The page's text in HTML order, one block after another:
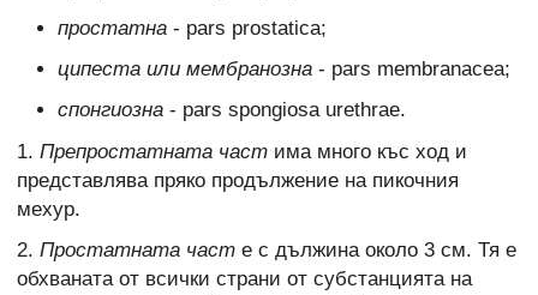
простатна- pars prostatica;
ципеста или мембранозна- pars membranacea;
спонгиозна- pars spongiosa urethrae.
1. Препростатната част има много къс ход и
представлява пряко продължение на пикочния
мехур.
2. Простатната част е с дължина около 3 см. Тя е
обхваната от всички страни от субстанцията на